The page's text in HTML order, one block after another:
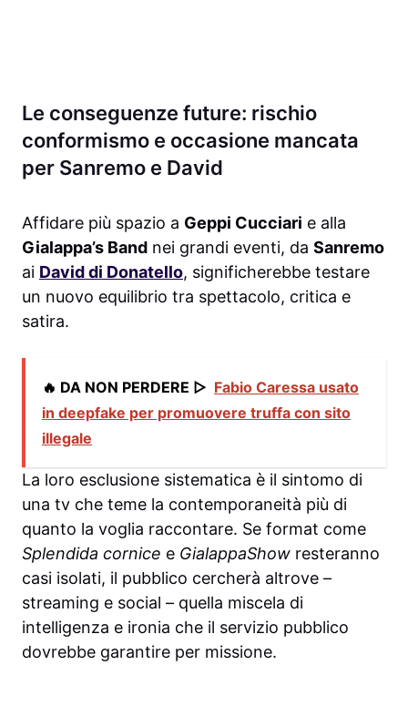
Le conseguenze future: rischio
conformismo e occasione mancata
per Sanremo e David
Affidare più spazio a Geppi Cucciari e alla
Gialappa’s Band nei grandi eventi, da Sanremo
ai David di Donatello, significherebbe testare
un nuovo equilibrio tra spettacolo, critica e
satira.
🔥 DA NON PERDERE ▷ Fabio Caressa usato
in deepfake per promuovere truffa con sito
illegale
La loro esclusione sistematica è il sintomo di
una tv che teme la contemporaneità più di
quanto la voglia raccontare. Se format come
Splendida cornice e GialappaShow resteranno
casi isolati, il pubblico cercherà altrove –
streaming e social – quella miscela di
intelligenza e ironia che il servizio pubblico
dovrebbe garantire per missione.